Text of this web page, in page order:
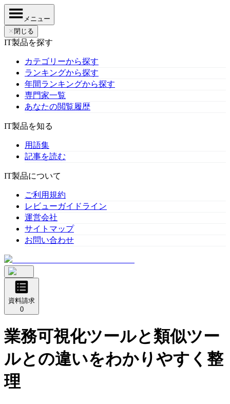
メニュー
✕ 閉じる
IT製品を探す
カテゴリーから探す
ランキングから探す
年間ランキングから探す
専門家一覧
あなたの閲覧履歴
IT製品を知る
用語集
記事を読む
IT製品について
ご利用規約
レビューガイドライン
運営会社
サイトマップ
お問い合わせ
資料請求
0
業務可視化ツールと類似ツー
ルとの違いをわかりやすく整
理